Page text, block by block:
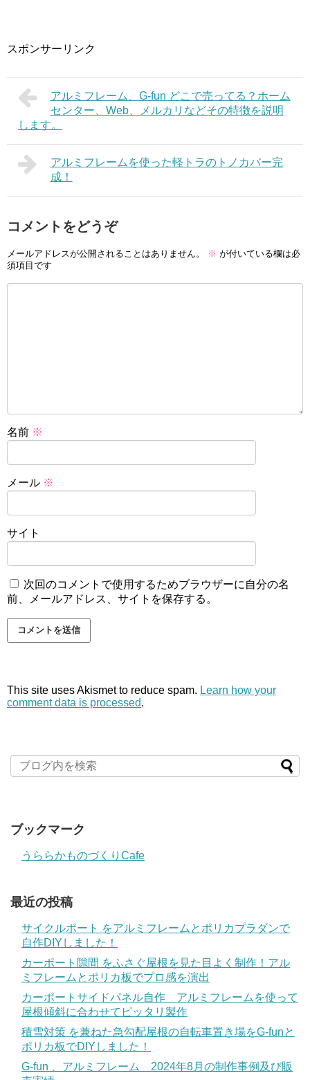
スポンサーリンク
アルミフレーム、G-fun どこで売ってる？ホーム
センター、Web、メルカリなどその特徴を説明
します。
アルミフレームを使った軽トラのトノカバー完
成！
コメントをどうぞ
メールアドレスが公開されることはありません。 ※ が付いている欄は必
須項目です
名前 ※
メール ※
サイト
次回のコメントで使用するためブラウザーに自分の名
前、メールアドレス、サイトを保存する。
This site uses Akismet to reduce spam. Learn how your
comment data is processed.
ブックマーク
うららかものづくりCafe
最近の投稿
サイクルポート をアルミフレームとポリカプラダンで
自作DIYしました！
カーポート隙間 をふさぐ屋根を見た目よく制作！アル
ミフレームとポリカ板でプロ感を演出
カーポートサイドパネル自作 アルミフレームを使って
屋根傾斜に合わせてピッタリ製作
積雪対策 を兼ねた急勾配屋根の自転車置き場をG-funと
ポリカ板でDIYしました！
G-fun 、アルミフレーム 2024年8月の制作事例及び販